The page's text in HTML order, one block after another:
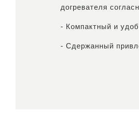
догревателя
- Компактный и
- Сдержанный